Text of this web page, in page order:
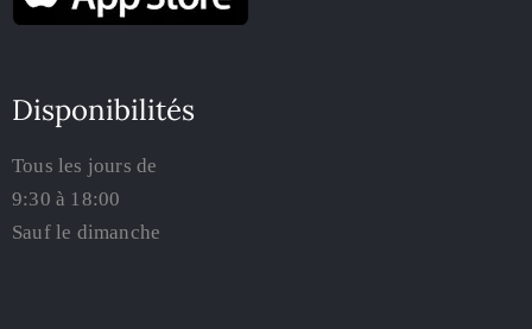
Disponibilités
Tous les jours de
9:30 à 18:00
Sauf le dimanche